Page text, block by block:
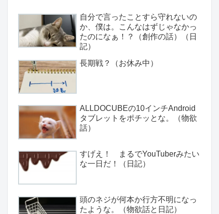
自分で言ったことすら守れないの
か、僕は。こんなはずじゃなかっ
たのになぁ！？（創作の話）（日
記）
長期戦？（お休み中）
ALLDOCUBEの10インチAndroid
タブレットをポチッとな。（物欲
話）
すげえ！ まるでYouTuberみたい
な一日だ！（日記）
頭のネジが何本か行方不明になっ
たような。（物欲話と日記）